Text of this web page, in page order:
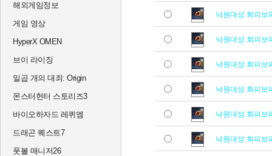
해외게임정보
게임 영상
HyperX OMEN
브이 라이징
일곱 개의 대죄: Origin
몬스터헌터 스토리즈3
바이오하자드 레퀴엠
드래곤 퀘스트7
풋볼 매니저26
낙원대성 회피보
낙원대성 회피보
낙원대성 회피보
낙원대성 회피보
낙원대성 회피보
낙원대성 회피보